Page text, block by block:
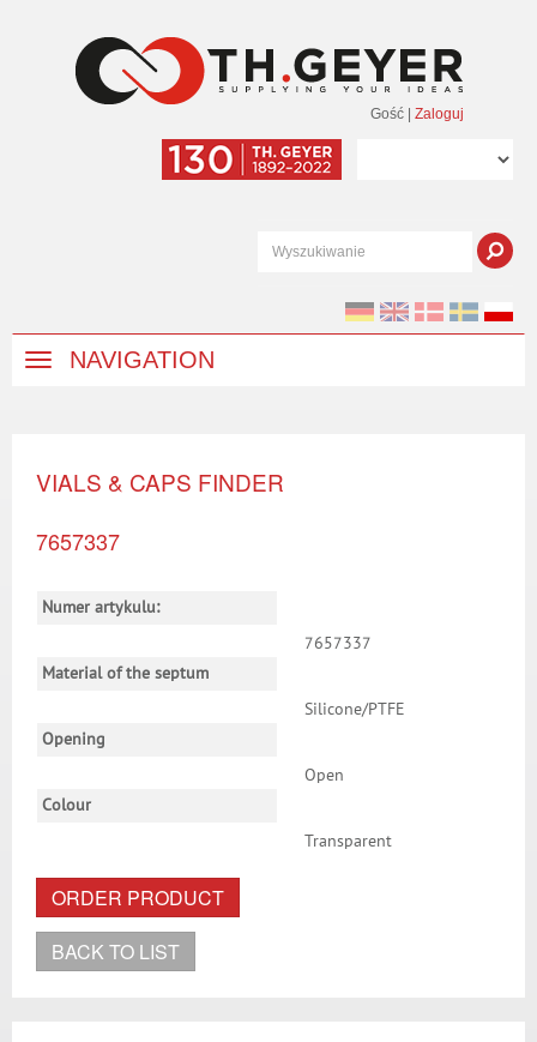
Gość Zaloguj
NAVIGATION
VIALS & CAPS FINDER
7657337
Numer artykulu:
7657337
Material of the septum
Silicone/PTFE
Opening
Open
Colour
Transparent
ORDER PRODUCT
BACK TO LIST